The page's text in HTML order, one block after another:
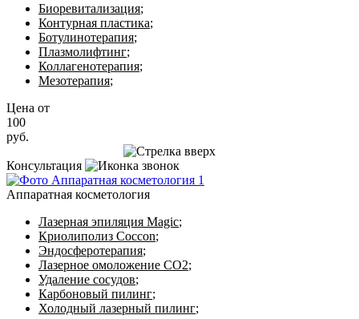
Биоревитализация;
Контурная пластика;
Ботулинотерапия;
Плазмолифтинг;
Коллагенотерапия;
Мезотерапия;
Цена от
100
руб.
Консультация
Аппаратная косметология
Лазерная эпиляция Magic;
Криолиполиз Coccon;
Эндосферотерапия;
Лазерное омоложение CO2;
Удаление сосудов;
Карбоновый пилинг;
Холодный лазерный пилинг;